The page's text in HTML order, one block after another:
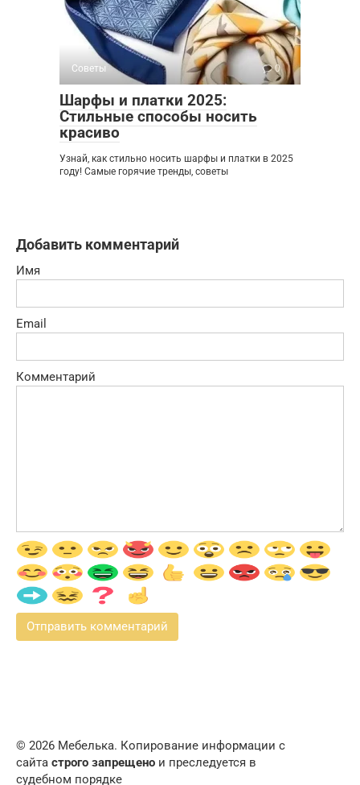
Советы 0
Шарфы и платки 2025:
Стильные способы носить
красиво
Узнай, как стильно носить шарфы и платки в 2025
году! Самые горячие тренды, советы
Добавить комментарий
Имя
Email
Комментарий
© 2026 Мебелька. Копирование информации с
сайта строго запрещено и преследуется в
судебном порядке